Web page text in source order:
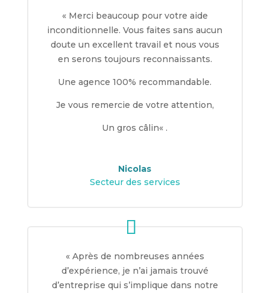
« Merci beaucoup pour votre aide
inconditionnelle. Vous faites sans aucun
doute un excellent travail et nous vous
en serons toujours reconnaissants.
Une agence 100% recommandable.
Je vous remercie de votre attention,
Un gros câlin« .
Nicolas
Secteur des services
« Après de nombreuses années
d’expérience, je n’ai jamais trouvé
d’entreprise qui s’implique dans notre